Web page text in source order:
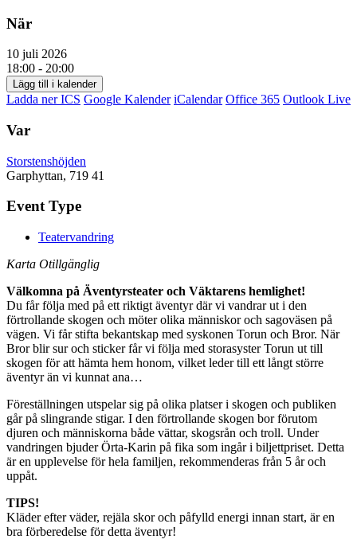
När
10 juli 2026
18:00 - 20:00
Lägg till i kalender
Ladda ner ICS Google Kalender iCalendar Office 365 Outlook Live
Var
Storstenshöjden
Garphyttan, 719 41
Event Type
Teatervandring
Karta Otillgänglig
Välkomna på Äventyrsteater och Väktarens hemlighet!
Du får följa med på ett riktigt äventyr där vi vandrar ut i den
förtrollande skogen och möter olika människor och sagoväsen på
vägen. Vi får stifta bekantskap med syskonen Torun och Bror. När
Bror blir sur och sticker får vi följa med storasyster Torun ut till
skogen för att hämta hem honom, vilket leder till ett långt större
äventyr än vi kunnat ana…
Föreställningen utspelar sig på olika platser i skogen och publiken
går på slingrande stigar. I den förtrollande skogen bor förutom
djuren och människorna både vättar, skogsrån och troll. Under
vandringen bjuder Örta-Karin på fika som ingår i biljettpriset. Detta
är en upplevelse för hela familjen, rekommenderas från 5 år och
uppåt.
TIPS!
Kläder efter väder, rejäla skor och påfylld energi innan start, är en
bra förberedelse för detta äventyr!